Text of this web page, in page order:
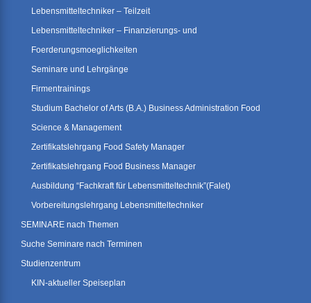
Lebensmitteltechniker – Teilzeit
Lebensmitteltechniker – Finanzierungs- und
Foerderungsmoeglichkeiten
Seminare und Lehrgänge
Firmentrainings
Studium Bachelor of Arts (B.A.) Business Administration Food
Science & Management
Zertifikatslehrgang Food Safety Manager
Zertifikatslehrgang Food Business Manager
Ausbildung “Fachkraft für Lebensmitteltechnik”(Falet)
Vorbereitungslehrgang Lebensmitteltechniker
SEMINARE nach Themen
Suche Seminare nach Terminen
Studienzentrum
KIN-aktueller Speiseplan